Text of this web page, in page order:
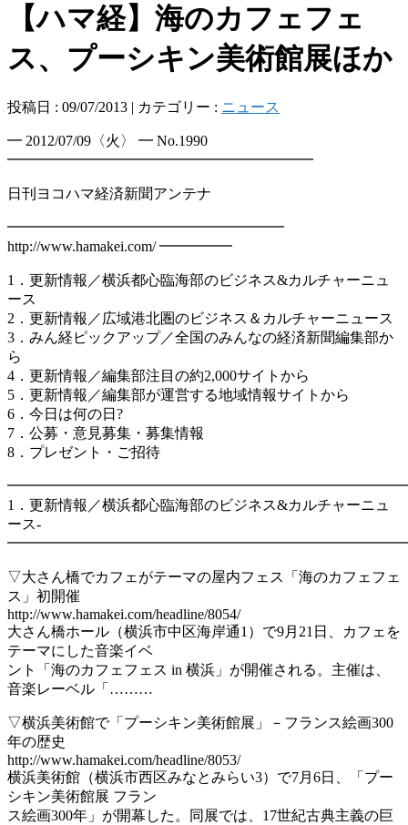
【ハマ経】海のカフェフェ
ス、プーシキン美術館展ほか
投稿日 : 09/07/2013 | カテゴリー : ニュース
━ 2012/07/09〈火〉 ━ No.1990
━━━━━━━━━━━━━━━━━━━━━
日刊ヨコハマ経済新聞アンテナ
━━━━━━━━━━━━━━━━━━━
http://www.hamakei.com/ ━━━━━
1．更新情報／横浜都心臨海部のビジネス&カルチャーニュ
ース
2．更新情報／広域港北圏のビジネス＆カルチャーニュース
3．みん経ピックアップ／全国のみんなの経済新聞編集部か
ら
4．更新情報／編集部注目の約2,000サイトから
5．更新情報／編集部が運営する地域情報サイトから
6．今日は何の日?
7．公募・意見募集・募集情報
8．プレゼント・ご招待
1．更新情報／横浜都心臨海部のビジネス&カルチャーニュ
ース-
▽大さん橋でカフェがテーマの屋内フェス「海のカフェフェ
ス」初開催
http://www.hamakei.com/headline/8054/
大さん橋ホール（横浜市中区海岸通1）で9月21日、カフェを
テーマにした音楽イベ
ント「海のカフェフェス in 横浜」が開催される。主催は、
音楽レーベル「………
▽横浜美術館で「プーシキン美術館展」－フランス絵画300
年の歴史
http://www.hamakei.com/headline/8053/
横浜美術館（横浜市西区みなとみらい3）で7月6日、「プー
シキン美術館展 フラン
ス絵画300年」が開幕した。同展では、17世紀古典主義の巨